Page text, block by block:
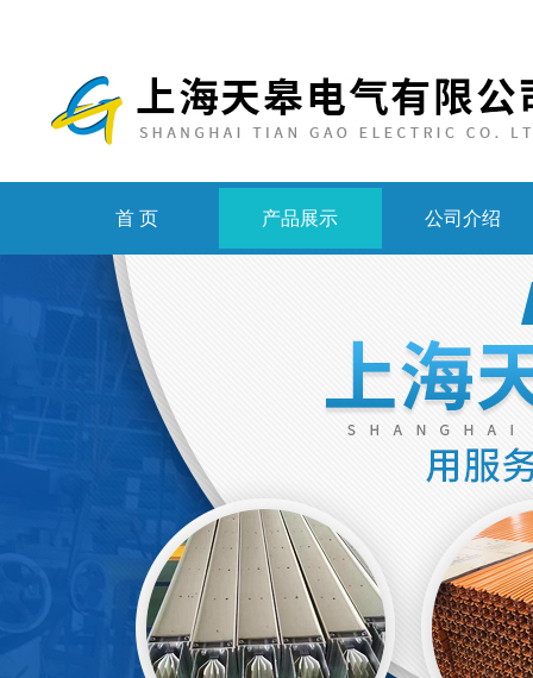
首 页 产品展示 公司介绍